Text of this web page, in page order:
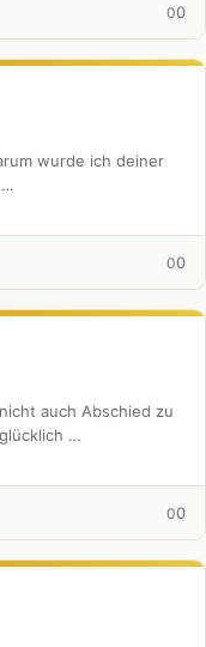
00
wurde ich deiner
…
00
auch Abschied zu
…
00